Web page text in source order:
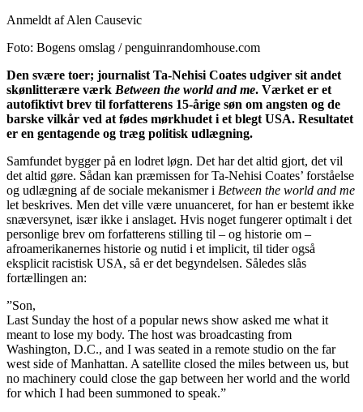
Anmeldt af Alen Causevic
Foto: Bogens omslag / penguinrandomhouse.com
Den svære toer; journalist Ta-Nehisi Coates udgiver sit andet
skønlitterære værk Between the world and me. Værket er et
autofiktivt brev til forfatterens 15-årige søn om angsten og de
barske vilkår ved at fødes mørkhudet i et blegt USA. Resultatet
er en gentagende og træg politisk udlægning.
Samfundet bygger på en lodret løgn. Det har det altid gjort, det vil
det altid gøre. Sådan kan præmissen for Ta-Nehisi Coates’ forståelse
og udlægning af de sociale mekanismer i Between the world and me
let beskrives. Men det ville være unuanceret, for han er bestemt ikke
snæversynet, især ikke i anslaget. Hvis noget fungerer optimalt i det
personlige brev om forfatterens stilling til – og historie om –
afroamerikanernes historie og nutid i et implicit, til tider også
eksplicit racistisk USA, så er det begyndelsen. Således slås
fortællingen an:
”Son,
Last Sunday the host of a popular news show asked me what it
meant to lose my body. The host was broadcasting from
Washington, D.C., and I was seated in a remote studio on the far
west side of Manhattan. A satellite closed the miles between us, but
no machinery could close the gap between her world and the world
for which I had been summoned to speak.”